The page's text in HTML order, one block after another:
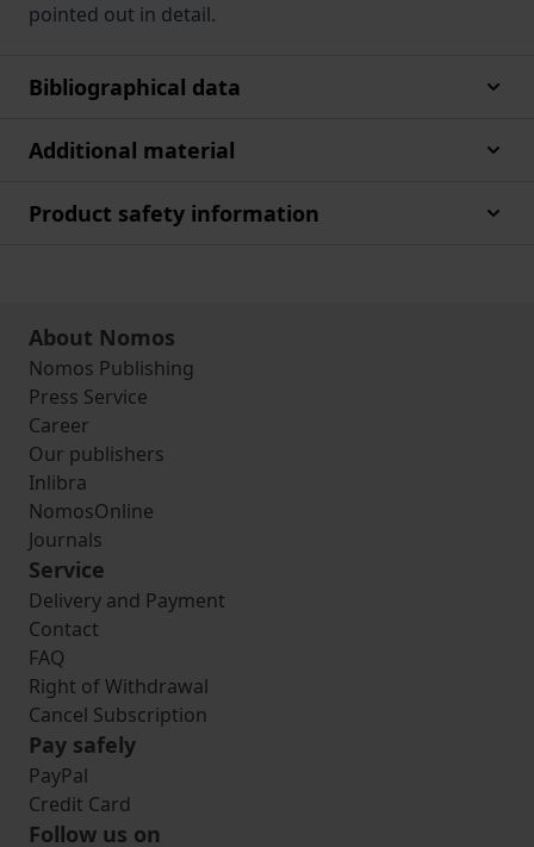
pointed out in detail.
Bibliographical data
Additional material
Product safety information
About Nomos
Nomos Publishing
Press Service
Career
Our publishers
Inlibra
NomosOnline
Journals
Service
Delivery and Payment
Contact
FAQ
Right of Withdrawal
Cancel Subscription
Pay safely
PayPal
Credit Card
Follow us on